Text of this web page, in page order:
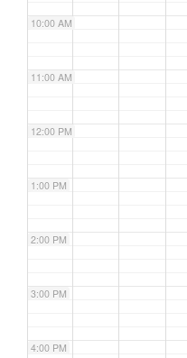
10:00 AM
11:00 AM
12:00 PM
1:00 PM
2:00 PM
3:00 PM
4:00 PM